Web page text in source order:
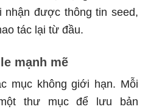
nhận được thông tin seed,
tác lại từ đầu.
mạnh mẽ
mục không giới hạn. Mỗi
thư mục để lưu bản